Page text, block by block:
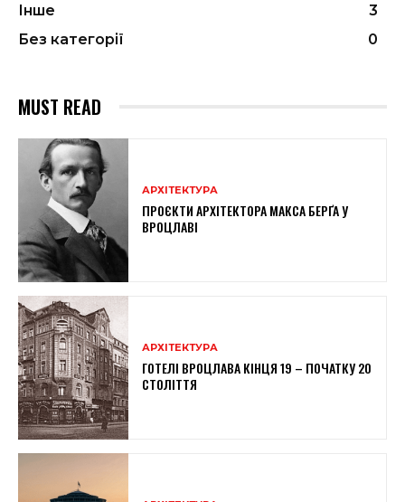
Інше
3
Без категорії
0
MUST READ
АРХІТЕКТУРА
ПРОЄКТИ АРХІТЕКТОРА МАКСА БЕРҐА У
ВРОЦЛАВІ
АРХІТЕКТУРА
ГОТЕЛІ ВРОЦЛАВА КІНЦЯ 19 – ПОЧАТКУ 20
СТОЛІТТЯ